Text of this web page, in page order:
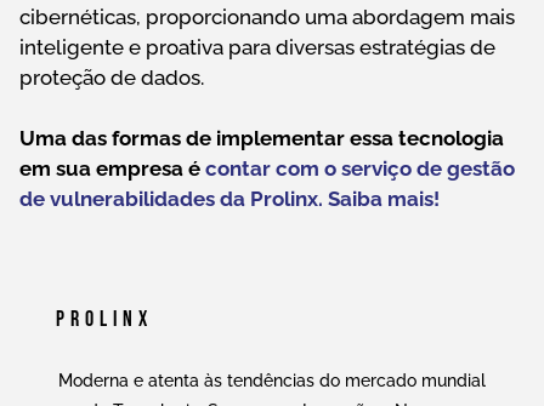
cibernéticas, proporcionando uma abordagem mais
inteligente e proativa para diversas estratégias de
proteção de dados.
Uma das formas de implementar essa tecnologia
em sua empresa é contar com o serviço de gestão
de vulnerabilidades da Prolinx. Saiba mais!
Prolinx
Moderna e atenta às tendências do mercado mundial